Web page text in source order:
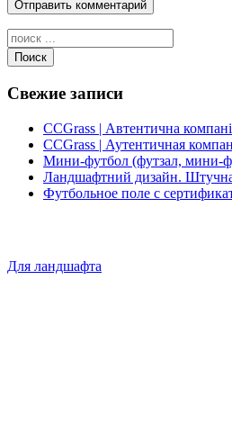
Поиск
Свежие записи
CCGrass | Автентична
CCGrass | Аутентичная
Мини-футбол (футзал, мини-
Ландшафтний дизайн. Штучна
Футбольное поле с
Для ландшафта